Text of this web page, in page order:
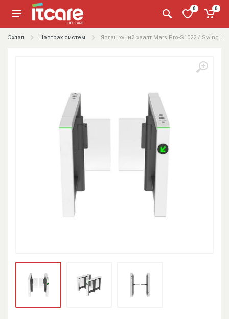
0 0
Эхлэл Нэвтрэх систем Явган хүний хаалт Mars Pro-S1022 / Swing